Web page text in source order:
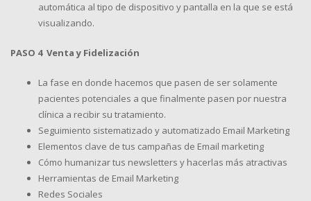
automática al tipo de dispositivo y pantalla en la que se está
visualizando.
PASO 4 Venta y Fidelización
La fase en donde hacemos que pasen de ser solamente
pacientes potenciales a que finalmente pasen por nuestra
clínica a recibir su tratamiento.
Seguimiento sistematizado y automatizado Email Marketing
Elementos clave de tus campañas de Email marketing
Cómo humanizar tus newsletters y hacerlas más atractivas
Herramientas de Email Marketing
Redes Sociales